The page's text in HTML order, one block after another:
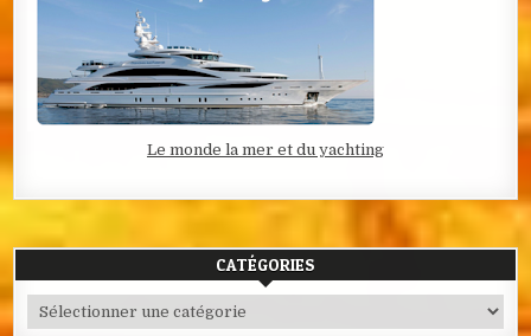
Le monde la mer et du yachting
CATÉGORIES
Catégories